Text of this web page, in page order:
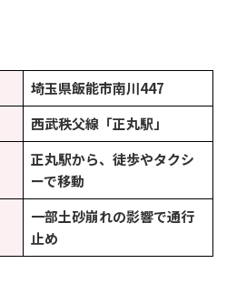
埼玉県飯能市南川447
西武秩父線「正丸駅」
正丸駅から、徒歩やタクシ
ーで移動
一部土砂崩れの影響で通行
止め